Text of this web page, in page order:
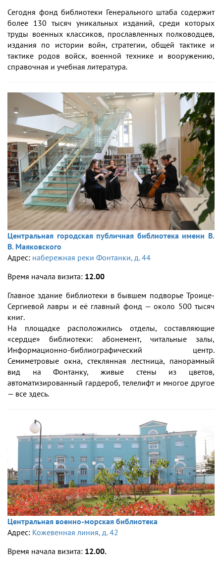
Сегодня фонд библиотеки Генерального штаба содержит
более 130 тысяч уникальных изданий, среди которых
труды военных классиков, прославленных полководцев,
издания по истории войн, стратегии, общей тактике и
тактике родов войск, военной технике и вооружению,
справочная и учебная литература.
Центральная городская публичная библиотека имени В.
В. Маяковского
Адрес: набережная реки Фонтанки, д. 44
Время начала визита: 12.00
Главное здание библиотеки в бывшем подворье Троице-
Сергиевой лавры и её главный фонд — около 500 тысяч
книг.
На площадке расположились отделы, составляющие
«сердце» библиотеки: абонемент, читальные залы,
Информационно-библиографический центр.
Семиметровые окна, стеклянная лестница, панорамный
вид на Фонтанку, живые стены из цветов,
автоматизированный гардероб, телелифт и многое другое
— все здесь.
Центральная военно-морская библиотека
Адрес: Кожевенная линия, д. 42
Время начала визита: 12.00.